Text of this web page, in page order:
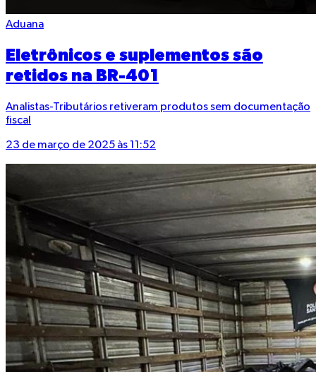
Aduana
Eletrônicos e suplementos são
retidos na BR-401
Analistas-Tributários retiveram produtos sem documentação
fiscal
23 de março de 2025 às 11:52